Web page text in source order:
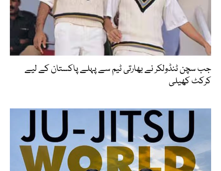
جب سچن ٹنڈولکر نے بھارتی ٹیم سے پہلے پاکستان کے لیے
کرکٹ کھیلی